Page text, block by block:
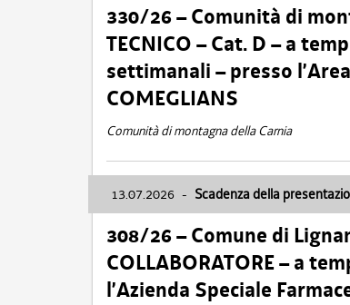
330/26 – Comunità di
TECNICO – Cat. D – a
settimanali – presso
COMEGLIANS
Comunità di montagna della Carnia
13.07.2026 - Scadenza della
308/26 – Comune di
COLLABORATORE – a
l’Azienda Speciale